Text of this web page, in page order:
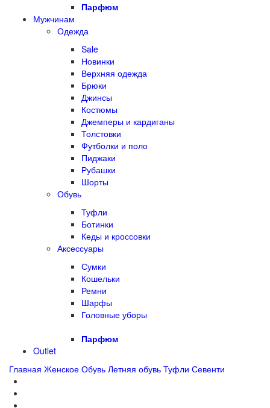
Парфюм
Мужчинам
Одежда
Sale
Новинки
Верхняя одежда
Брюки
Джинсы
Костюмы
Джемперы и кардиганы
Толстовки
Футболки и поло
Пиджаки
Рубашки
Шорты
Обувь
Туфли
Ботинки
Кеды и кроссовки
Аксессуары
Сумки
Кошельки
Ремни
Шарфы
Головные уборы
Парфюм
Outlet
Главная Женское Обувь Летняя обувь Туфли Севенти